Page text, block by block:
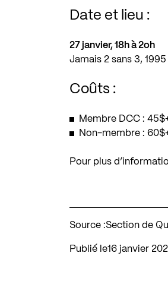
Date et lieu :
27 janvier, 18h à 2oh
Jamais 2 sans 3,
Coûts :
Membre DCC :
Non-membre :
Pour plus
Source :Section de
Publié le 16 janvier